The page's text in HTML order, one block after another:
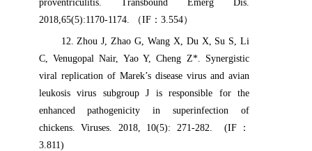
proventriculitis. Transbound Emerg Dis.
2018,65(5):1170-1174.
（IF： 3.554）
12. Zhou J, Zhao G, Wang X, Du X, Su S, Li
C, Venugopal Nair, Yao Y, Cheng Z*. Synergistic
viral replication of Marek’s disease virus and avian
leukosis virus subgroup J is responsible for the
enhanced pathogenicity in superinfection of
chickens. Viruses. 2018, 10(5): 271-282. (IF：
3.811)